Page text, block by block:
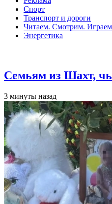
Спорт
Транспорт и дороги
Читаем. Смотрим. Играем
Энергетика
Семьям из Шахт,
3 минуты назад